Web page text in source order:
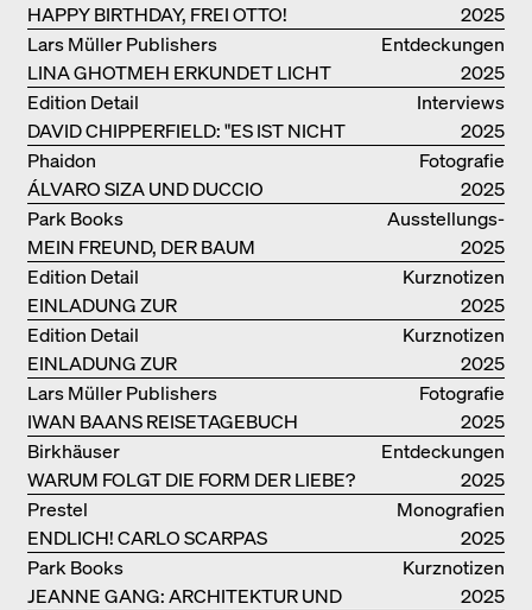
HAPPY BIRTHDAY, FREI OTTO!
2025
Entdeckungen
LINA GHOTMEH ERKUNDET LICHT
UND DUNKELHEIT
Lars Müller Publishers
2025
Interviews
DAVID CHIPPERFIELD: "ES IST NICHT
SO LEICHT, BERLIN ZU MÖGEN"
Edition Detail
2025
Fotografie
ÁLVARO SIZA UND DUCCIO
MALAGAMBA: SKIZZEN UND
FOTOGRAFIEN
Phaidon
2025
Ausstellungs­
kataloge
MEIN FREUND, DER BAUM
Park Books
2025
Kurznotizen
EINLADUNG ZUR
BUCHVORSTELLUNG
Edition Detail
2025
Kurznotizen
EINLADUNG ZUR
BUCHPRÄSENTATION IM
BREGENZERWALD
Edition Detail
2025
Fotografie
IWAN BAANS REISETAGEBUCH
Lars Müller Publishers
2025
Entdeckungen
WARUM FOLGT DIE FORM DER LIEBE?
Birkhäuser
2025
Monografien
ENDLICH! CARLO SCARPAS
GESAMTWERK
Prestel
2025
Kurznotizen
JEANNE GANG: ARCHITEKTUR UND
Park Books
2025